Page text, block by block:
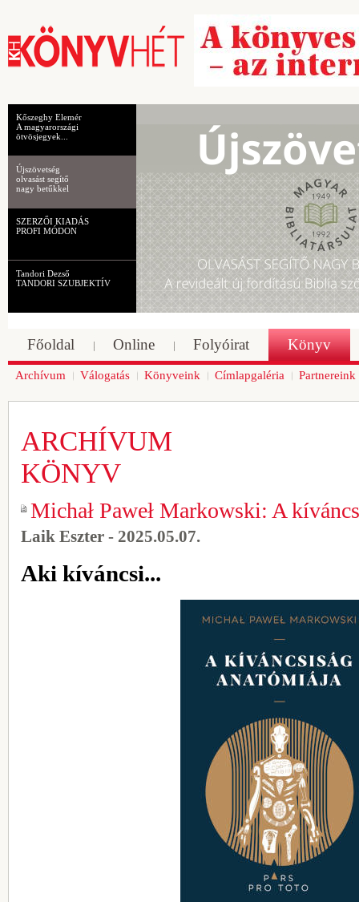
Kőszeghy Elemér
A magyarországi
ötvösjegyek...
Újszövetség
olvasást segítő
nagy betűkkel
SZERZŐI KIADÁS
PROFI MÓDON
Tandori Dezső
TANDORI SZUBJEKTÍV
Főoldal Online Folyóirat Könyv
Archívum Válogatás Könyveink Címlapgaléria Partnereink
ARCHÍVUM
KÖNYV
Michał Paweł Markowski: A
Laik Eszter - 2025.05.07.
Aki kíváncsi...